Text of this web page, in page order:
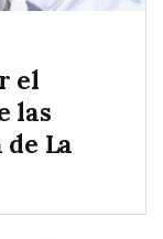
el
las
La